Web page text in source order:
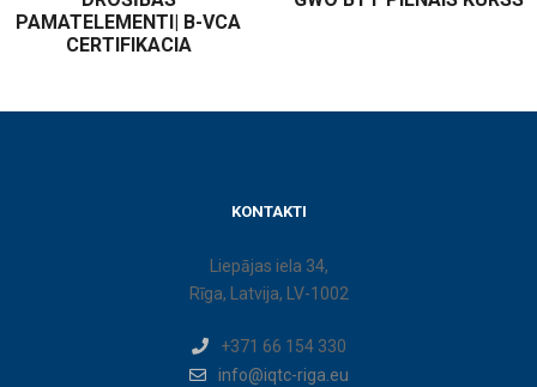
PAMATELEMENTI| B-VCA
CERTIFIKACIA
KONTAKTI
Liepājas iela 34,
Rīga, Latvija, LV-1002
+371 66 154 330
info@iqtc-riga.eu